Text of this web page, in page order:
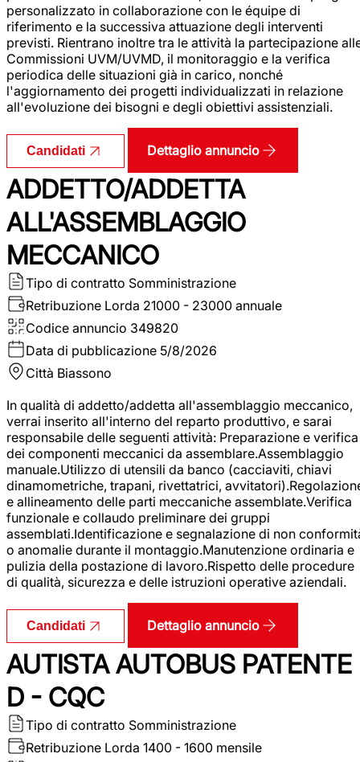
personalizzato in collaborazione con le équipe di
riferimento e la successiva attuazione degli interventi
previsti. Rientrano inoltre tra le attività la partecipazione
Commissioni UVM/UVMD, il monitoraggio e la verifica
periodica delle situazioni già in carico, nonché
l'aggiornamento dei progetti individualizzati in relazione
all'evoluzione dei bisogni e degli obiettivi assistenziali.
Candidati Dettaglio annuncio
ADDETTO/ADDETTA
ALL'ASSEMBLAGGIO
MECCANICO
Tipo di contratto Somministrazione
Retribuzione Lorda 21000 - 23000 annuale
Codice annuncio 349820
Data di pubblicazione 5/8/2026
Città Biassono
In qualità di addetto/addetta all'assemblaggio meccanico,
verrai inserito all'interno del reparto produttivo, e sarai
responsabile delle seguenti attività: Preparazione e verifica
dei componenti meccanici da assemblare.Assemblaggio
manuale.Utilizzo di utensili da banco (cacciaviti, chiavi
dinamometriche, trapani, rivettatrici,
e allineamento delle parti meccaniche assemblate.Verifica
funzionale e collaudo preliminare dei gruppi
assemblati.Identificazione e segnalazione di non
o anomalie durante il montaggio.Manutenzione ordinaria e
pulizia della postazione di lavoro.Rispetto delle procedure
di qualità, sicurezza e delle istruzioni operative aziendali.
Candidati Dettaglio annuncio
AUTISTA AUTOBUS PATENTE
D - CQC
Tipo di contratto Somministrazione
Retribuzione Lorda 1400 - 1600 mensile